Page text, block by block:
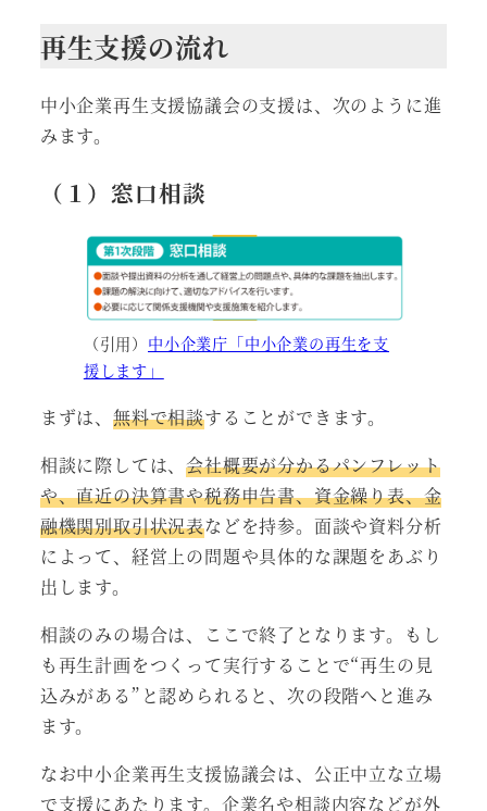
再生支援の流れ
中小企業再生支援協議会の支援は、次のように進
みます。
（１）窓口相談
（引用） 中小企業庁「中小企業の再生を支
援します」
まずは、 無料で相談することができます。
相談に際しては、会社概要が分かるパンフレット
や、直近の決算書や税務申告書、資金繰り表、金
融機関別取引状況表などを持参。面談や資料分析
によって、経営上の問題や具体的な課題をあぶり
出します。
相談のみの場合は、ここで終了となります。もし
も再生計画をつくって実行することで“再生の見
込みがある”と認められると、次の段階へと進み
ます。
なお中小企業再生支援協議会は、公正中立な立場
で支援にあたります。企業名や相談内容などが外